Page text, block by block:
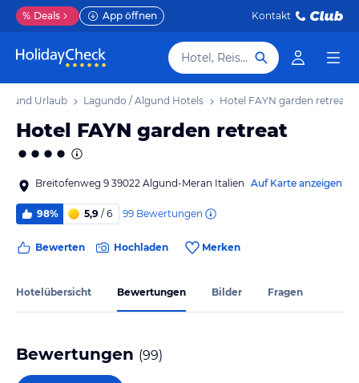
% Deals App öffnen Kontakt
Hotel, Reiseziel
Urlaub Lagundo / Algund Hotels Hotel FAYN garden retreat
Hotel FAYN garden retreat
Breitofenweg 9 39022 Algund-Meran Italien Auf Karte anzeigen
98% 5,9 / 6 99 Bewertungen
Bewerten Hochladen Merken
Hotelübersicht Bewertungen Bilder Fragen
Bewertungen (99)